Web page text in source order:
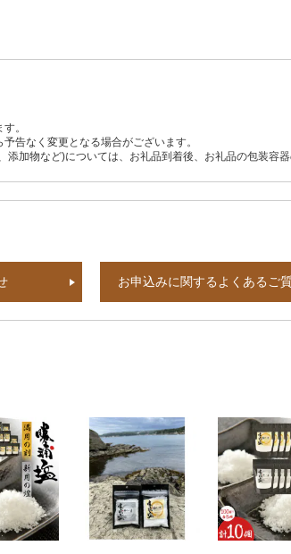
。
告なく変更となる場合がございます。
加物など)については、お礼品到着後、お礼品の包装容
お申込みに関するよくあるご